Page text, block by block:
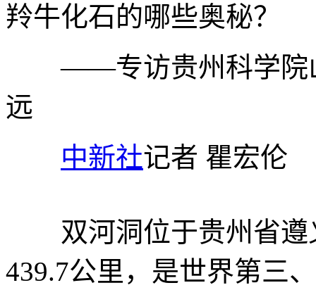
羚牛化石的哪些奥秘？
——专访贵州科学院山
远
中新社记者 瞿宏伦
双河洞位于贵州省遵
439.7公里，是世界第三